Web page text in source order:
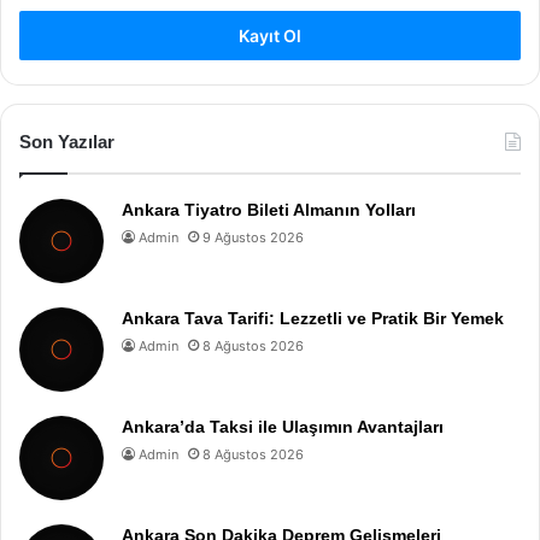
Kayıt Ol
Son Yazılar
Ankara Tiyatro Bileti Almanın Yolları
Admin 9 Ağustos 2026
Ankara Tava Tarifi: Lezzetli ve Pratik Bir Yemek
Admin 8 Ağustos 2026
Ankara’da Taksi ile Ulaşımın Avantajları
Admin 8 Ağustos 2026
Ankara Son Dakika Deprem Gelişmeleri